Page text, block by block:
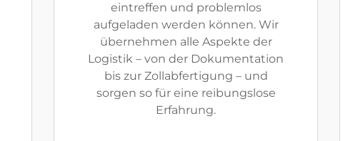
eintreffen und problemlos
aufgeladen werden können. Wir
übernehmen alle Aspekte der
Logistik – von der Dokumentation
bis zur Zollabfertigung – und
sorgen so für eine reibungslose
Erfahrung.